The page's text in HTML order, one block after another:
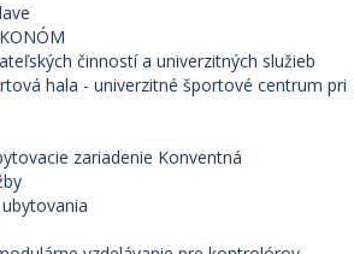
činností a univerzitných služieb
hala - univerzitné športové centrum pri
zariadenie Konventná